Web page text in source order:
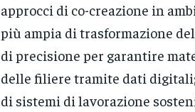
approcci di co-creazione in
più ampia di trasformazione
di precisione per garantire
delle filiere tramite dati
di sistemi di lavorazione